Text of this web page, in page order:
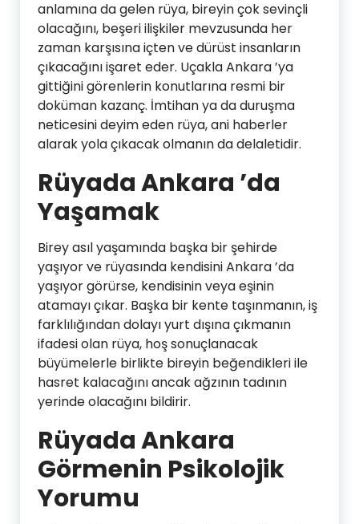
anlamına da gelen rüya, bireyin çok sevinçli
olacağını, beşeri ilişkiler mevzusunda her
zaman karşısına içten ve dürüst insanların
çıkacağını işaret eder. Uçakla Ankara ’ya
gittiğini görenlerin konutlarına resmi bir
doküman kazanç. İmtihan ya da duruşma
neticesini deyim eden rüya, ani haberler
alarak yola çıkacak olmanın da delaletidir.
Rüyada Ankara ’da
Yaşamak
Birey asıl yaşamında başka bir şehirde
yaşıyor ve rüyasında kendisini Ankara ’da
yaşıyor görürse, kendisinin veya eşinin
atamayı çıkar. Başka bir kente taşınmanın, iş
farklılığından dolayı yurt dışına çıkmanın
ifadesi olan rüya, hoş sonuçlanacak
büyümelerle birlikte bireyin beğendikleri ile
hasret kalacağını ancak ağzının tadının
yerinde olacağını bildirir.
Rüyada Ankara
Görmenin Psikolojik
Yorumu